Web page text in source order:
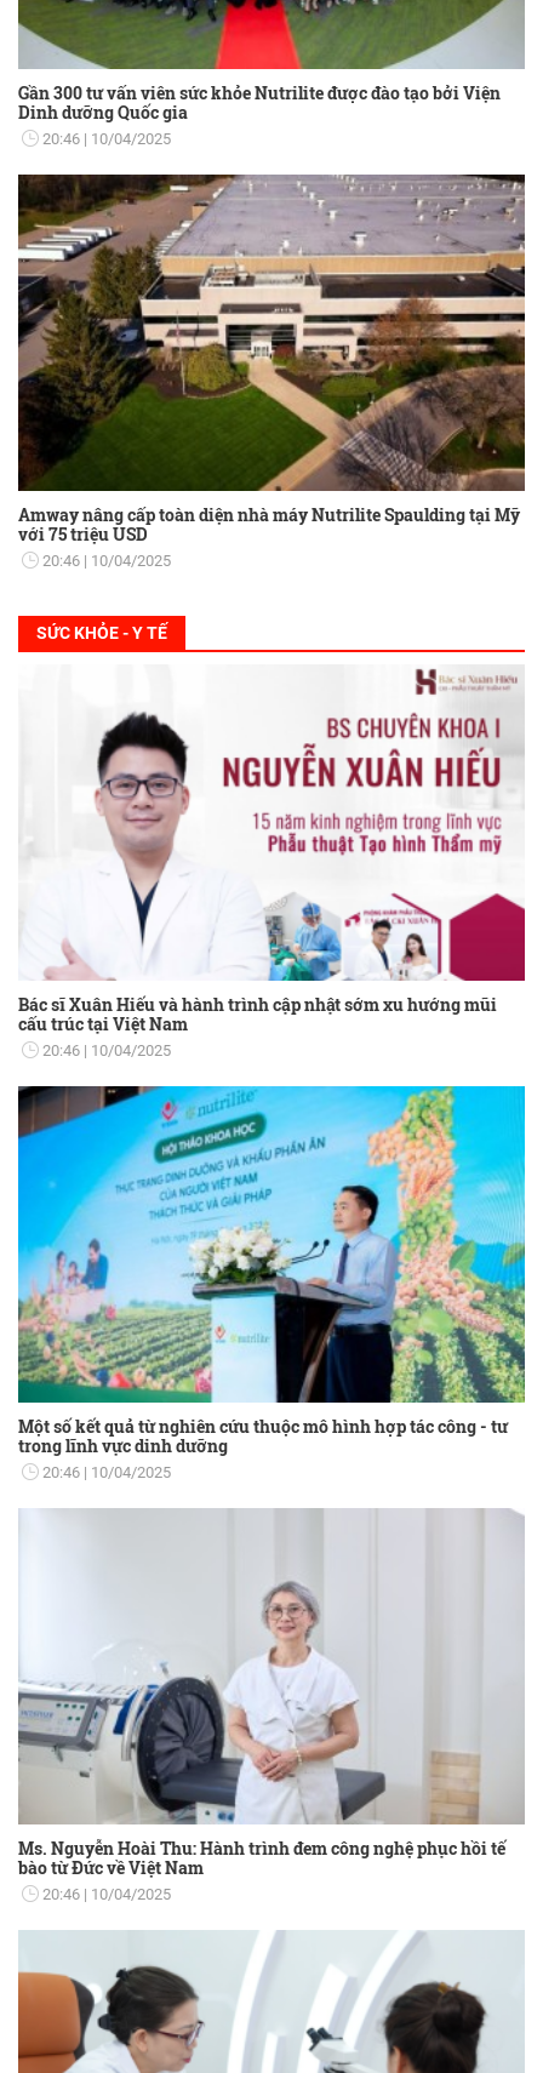
Gần 300 tư vấn viên sức khỏe Nutrilite được đào tạo bởi Viện
Dinh dưỡng Quốc gia
20:46 10/04/2025
Amway nâng cấp toàn diện nhà máy Nutrilite Spaulding tại Mỹ
với 75 triệu USD
20:46 10/04/2025
SỨC KHỎE - Y TẾ
Bác sĩ Xuân Hiếu và hành trình cập nhật sớm xu hướng mũi
cấu trúc tại Việt Nam
20:46 10/04/2025
Một số kết quả từ nghiên cứu thuộc mô hình hợp tác công - tư
trong lĩnh vực dinh dưỡng
20:46 10/04/2025
Ms. Nguyễn Hoài Thu: Hành trình đem công nghệ phục hồi tế
bào từ Đức về Việt Nam
20:46 10/04/2025